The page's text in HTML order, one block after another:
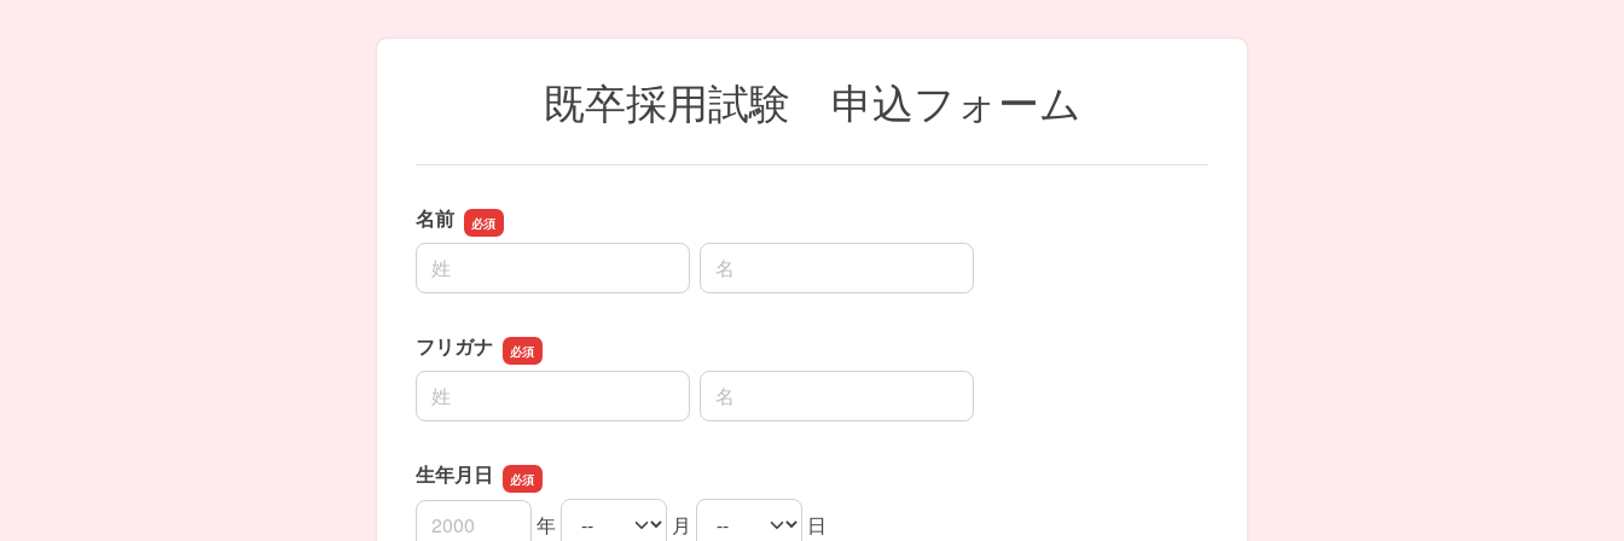
既卒採用試験 申込フォーム
名前
名前の姓
名前の名
フリガナ
名前の姓
名前の名
生年月日
年 月 日